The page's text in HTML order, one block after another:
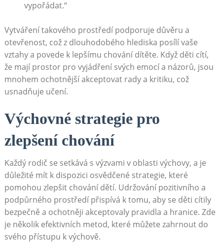
vypořádat.“
Vytváření takového prostředí podporuje důvěru a
otevřenost, což z dlouhodobého hlediska posílí vaše
vztahy a povede k lepšímu chování dítěte. Když děti cítí,
že mají prostor pro vyjádření svých emocí a názorů, jsou
mnohem ochotnější akceptovat rady a kritiku, což
usnadňuje učení.
Výchovné strategie pro
zlepšení chování
Každý rodič se setkává s výzvami v oblasti výchovy, a je
důležité mít k dispozici osvědčené strategie, které
pomohou zlepšit chování dětí. Udržování pozitivního a
podpůrného prostředí přispívá k tomu, aby se děti cítily
bezpečně a ochotněji akceptovaly pravidla a hranice. Zde
je několik efektivních metod, které můžete zahrnout do
svého přístupu k výchově.